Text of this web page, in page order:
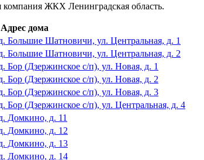
ЖКХ Ленинградская область.
Адрес дома
Большие Шатновичи, ул. Центральная, д. 1
Большие Шатновичи, ул. Центральная, д. 2
Бор (Дзержинское с/п), ул. Новая, д. 1
Бор (Дзержинское с/п), ул. Новая, д. 2
Бор (Дзержинское с/п), ул. Новая, д. 3
Бор (Дзержинское с/п), ул. Центральная, д. 4
Домкино, д. 11
Домкино, д. 12
Домкино, д. 13
Домкино, д. 14